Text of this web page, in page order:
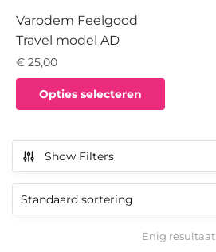
Varodem Feelgood
Travel model AD
€ 25,00
Opties selecteren
product
variaties.
Deze
optie
Show Filters
Enig resultaat